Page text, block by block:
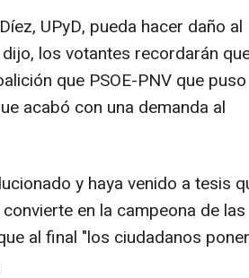
UPyD, pueda hacer daño al
los votantes recordarán
que PSOE-PNV que puso
acabó con una demanda al
y haya venido a tesis
en la campeona de las
al final "los ciudadanos